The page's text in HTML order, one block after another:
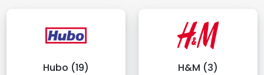
Hubo (19) H&M (3)